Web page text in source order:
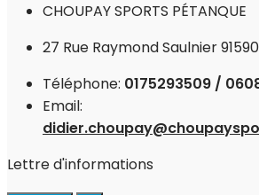
CHOUPAY SPORTS PÉTANQUE
27 Rue Raymond Saulnier
Téléphone: 0175293509 /
Email:
Lettre d'informations